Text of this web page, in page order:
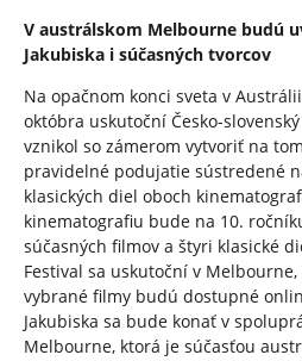
V austrálskom Melbourne budú
Jakubiska i súčasných tvorcov
Na opačnom konci sveta v
októbra uskutoční Česko-
vznikol so zámerom vytvoriť na
pravidelné podujatie sústredené
klasických diel oboch
kinematografiu bude na 10.
súčasných filmov a štyri klasické
Festival sa uskutoční v
vybrané filmy budú dostupné
Jakubiska sa bude konať v
Melbourne, ktorá je súčasťou